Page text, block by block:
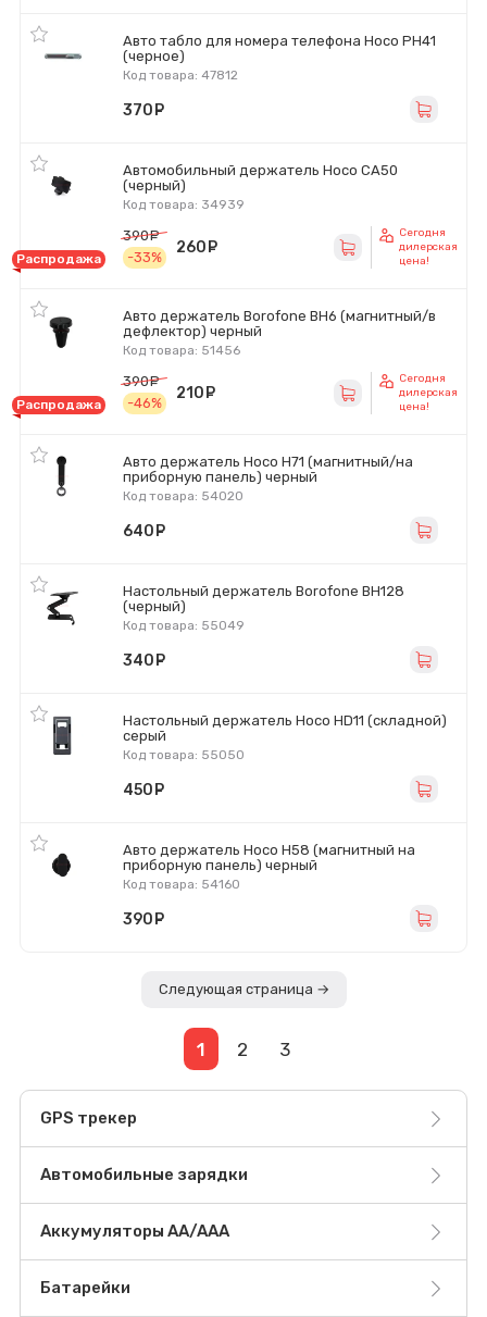
Авто табло для номера телефона Hoco PH41
(черное)
Код товара: 47812
370
Автомобильный держатель Hoco CA50
(черный)
Код товара: 34939
Распродажа
390
-33%
260
Сегодня
дилерская
цена!
Авто держатель Borofone BH6 (магнитный/в
дефлектор) черный
Код товара: 51456
Распродажа
390
-46%
210
Сегодня
дилерская
цена!
Авто держатель Hoco H71 (магнитный/на
приборную панель) черный
Код товара: 54020
640
Настольный держатель Borofone BH128
(черный)
Код товара: 55049
340
Настольный держатель Hoco HD11 (складной)
серый
Код товара: 55050
450
Авто держатель Hoco H58 (магнитный на
приборную панель) черный
Код товара: 54160
390
Следующая страница →
1 2 3
GPS трекер
Автомобильные зарядки
Аккумуляторы AA/AAA
Батарейки